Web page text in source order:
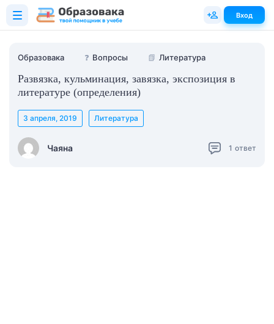
Образовака ❓ Вопросы 📗 Литература
Развязка, кульминация, завязка, экспозиция в
литературе (определения)
Чаяна
3 апреля, 2019 Литература
1 ответ
Вход